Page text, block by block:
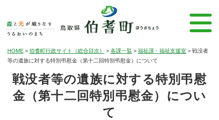
HOME > 伯耆町行政サイト［総合目次］ > 各課一覧 > 福祉課・福祉支援室 > 戦没者
等の遺族に対する特別弔慰金（第十二回特別弔慰金）について
戦没者等の遺族に対する特別弔慰
金（第十二回特別弔慰金）につい
て